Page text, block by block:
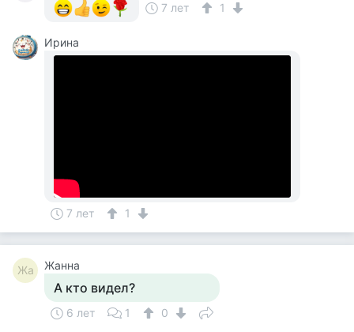
7 лет
1
Ирина
7 лет 1
Жа Жанна
А кто видел?
6 лет 1 0